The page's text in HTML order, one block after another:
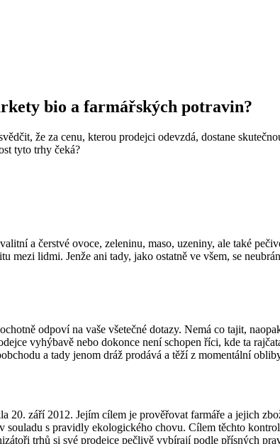
bio a farmářských potravin?
že za cenu, kterou prodejci odevzdá, dostane
tyto trhy čeká?
a čerstvé ovoce, zeleninu, maso, uzeniny, ale také
lidmi. Jenže ani tady, jako ostatně ve všem, se
odpoví na vaše všetečné dotazy. Nemá co tajit,
vyhýbavě nebo dokonce není schopen říci, kde ta
a tady jenom dráž prodává a těží z momentální
září 2012. Jejím cílem je prověřovat farmáře a jejich
s pravidly ekologického chovu. Cílem těchto
trhů si své prodejce pečlivě vybírají podle přísných